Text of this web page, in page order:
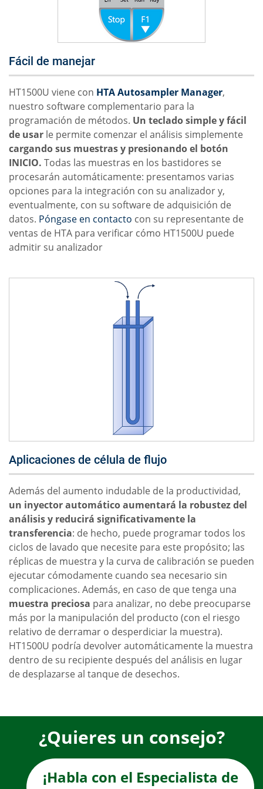
Fácil de manejar
HT1500U viene con HTA Autosampler Manager,
nuestro software complementario para la
programación de métodos. Un teclado simple y fácil
de usar le permite comenzar el análisis simplemente
cargando sus muestras y presionando el botón
INICIO. Todas las muestras en los bastidores se
procesarán automáticamente: presentamos varias
opciones para la integración con su analizador y,
eventualmente, con su software de adquisición de
datos. Póngase en contacto con su representante de
ventas de HTA para verificar cómo HT1500U puede
admitir su analizador
Aplicaciones de célula de flujo
Además del aumento indudable de la productividad,
un inyector automático aumentará la robustez del
análisis y reducirá significativamente la
transferencia: de hecho, puede programar todos los
ciclos de lavado que necesite para este propósito; las
réplicas de muestra y la curva de calibración se pueden
ejecutar cómodamente cuando sea necesario sin
complicaciones. Además, en caso de que tenga una
muestra preciosa para analizar, no debe preocuparse
más por la manipulación del producto (con el riesgo
relativo de derramar o desperdiciar la muestra).
HT1500U podría devolver automáticamente la muestra
dentro de su recipiente después del análisis en lugar
de desplazarse al tanque de desechos.
¿Quieres un consejo?
¡Habla con el Especialista de